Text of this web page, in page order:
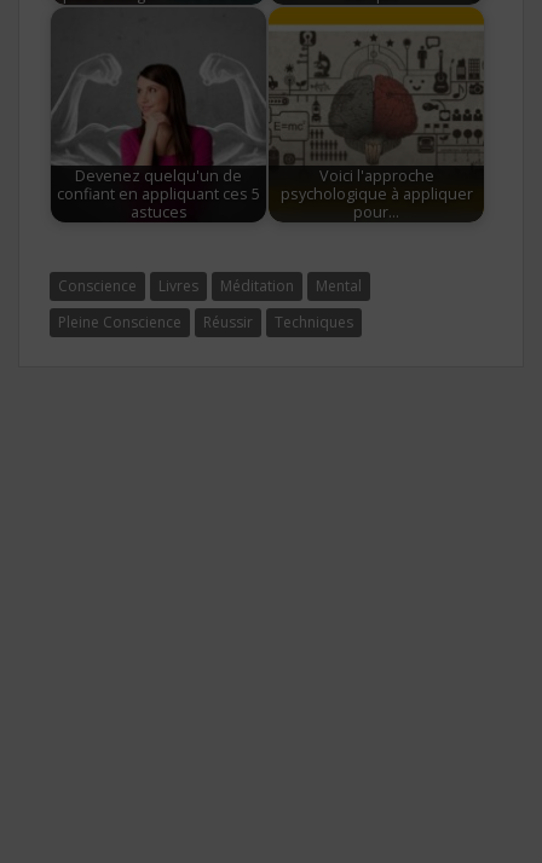
Devenez quelqu'un de
confiant en appliquant ces 5
astuces
Voici l'approche
psychologique à appliquer
pour…
Conscience Livres Méditation
Mental
Pleine Conscience
Réussir Techniques